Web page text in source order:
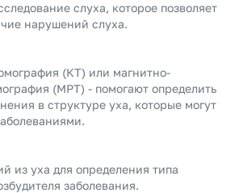
слуха, которое позволяет
нарушений слуха.
(КТ) или магнитно-
(МРТ) - помогают определить
в структуре уха, которые могут
из уха для определения типа
заболевания.